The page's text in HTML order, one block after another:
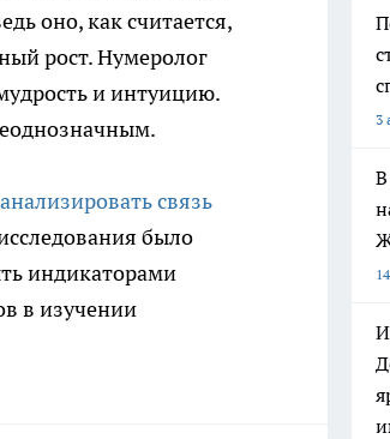
оно, как считается,
рост. Нумеролог
и интуицию.
связь
было
индикаторами
в изучении
3